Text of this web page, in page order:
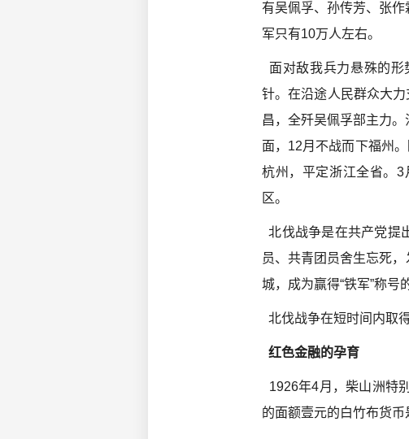
有吴佩孚、孙传芳、张
军只有10万人左右。
面对敌我兵力悬殊的
针。在沿途人民群众大
昌，全歼吴佩孚部主力
面，12月不战而下福州
杭州，平定浙江全省。
区。
北伐战争是在共产党提
员、共青团员舍生忘死
城，成为赢得“铁军”称号
北伐战争在短时间内取
红色金融的孕育
1926年4月，柴山洲特
的面额壹元的白竹布货币